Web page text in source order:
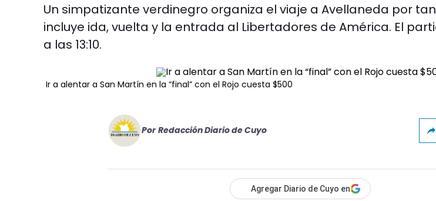
Un simpatizante verdinegro organiza el viaje a Avellaneda por
incluye ida, vuelta y la entrada al Libertadores de América. El
a las 13:10.
Ir a alentar a San Martín en la “final” con el Rojo cuesta $500
Por Redacción Diario de Cuyo
Agregar Diario de Cuyo en